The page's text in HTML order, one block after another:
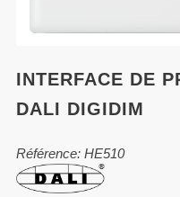
INTERFACE DE
DALI DIGIDIM
Référence: HE510